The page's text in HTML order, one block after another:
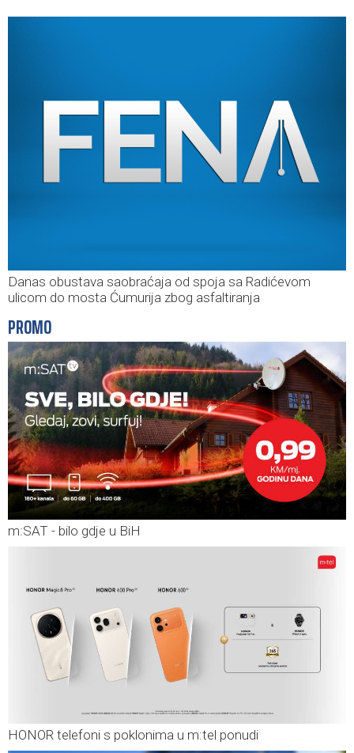
Danas obustava saobraćaja od spoja sa Radićevom
ulicom do mosta Ćumurija zbog asfaltiranja
PROMO
m:SAT - bilo gdje u BiH
HONOR telefoni s poklonima u m:tel ponudi